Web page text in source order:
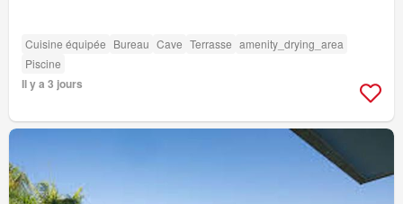
Cuisine équipée Bureau Cave Terrasse amenity_drying_area
Piscine
Il y a 3 jours